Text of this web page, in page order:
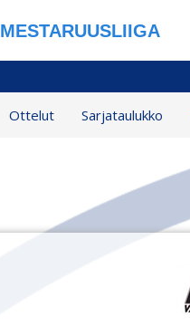
MESTARUUSLIIGA
Ottelut Sarjataulukko